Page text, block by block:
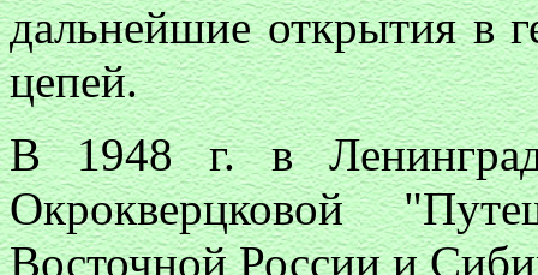
дальнейшие открытия в
цепей.
В 1948 г. в
Окрокверцковой
Восточной России и